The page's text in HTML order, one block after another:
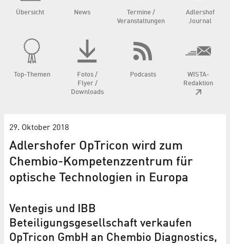
Übersicht News
Termine /
Veranstaltungen
Adlershof
Journal
Top-Themen
Fotos /
Flyer /
Downloads
Podcasts
WISTA-
Redaktion
29. Oktober 2018
Adlershofer OpTricon wird zum
Chembio-Kompetenzzentrum für
optische Technologien in Europa
Ventegis und IBB
Beteiligungsgesellschaft verkaufen
OpTricon GmbH an Chembio Diagnostics,